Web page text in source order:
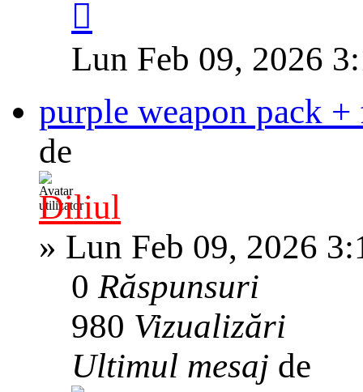
Lun Feb 09, 2026
purple weapon pack +
de
Diliul
» Lun Feb 09, 2026
0Răspunsuri
980 Vizualizări
Ultimul mesaj de